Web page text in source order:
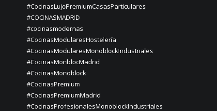
#CocinasLujoPremiumCasasParticulares
#COCINASMADRID
#cocinasmodernas
#CocinasModularesHostelería
#CocinasModularesMonoblockIndustriales
#CocinasMonblocMadrid
#CocinasMonoblock
#CocinasPremium
#CocinasPremiumMadrid
#CocinasProfesionalesMonoblockIndustriales